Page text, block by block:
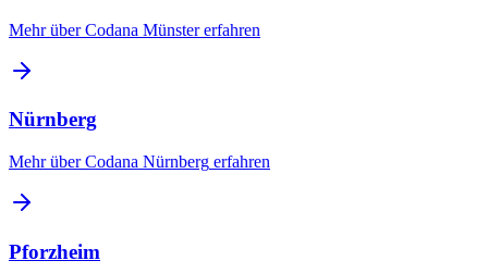
Mehr über Codana Münstererfahren
Nürnberg
Mehr über Codana Nürnberg erfahren
Pforzheim